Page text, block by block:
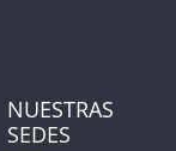
NUESTRAS
SEDES